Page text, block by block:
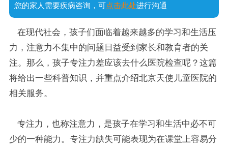
您的家人需要疾病咨询，可点击此处进行沟通
在现代社会，孩子们面临着越来越多的学习和生活压
力，注意力不集中的问题日益受到家长和教育者的关
注。那么，孩子专注力差应该去什么医院检查呢？这篇
将给出一些科普知识，并重点介绍北京天使儿童医院的
相关服务。
专注力，也称注意力，是孩子在学习和生活中必不可
少的一种能力。专注力缺失可能表现为在课堂上容易分